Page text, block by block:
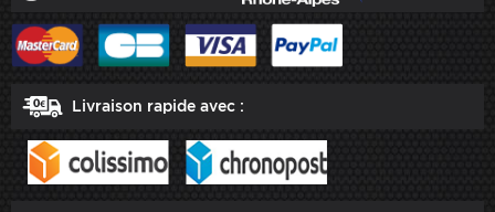
Livraison rapide avec :